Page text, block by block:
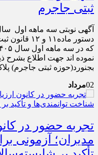
ثبتی جاجرم
بجنورد(حوزه ثبتی جاجرم) پلاک ۷۶–اصلی
02مرداد
تجربه حضور در
مدیران؛ آزمونی